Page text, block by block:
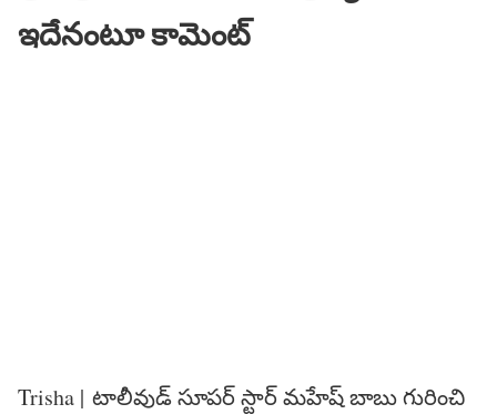
ఇదేనంటూ కామెంట్
Trisha | టాలీవుడ్ సూపర్ స్టార్ మహేష్ బాబు గురించి